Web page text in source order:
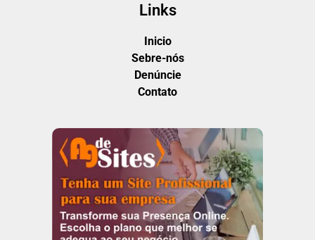
Links
Inicio
Sebre-nós
Denúncie
Contato